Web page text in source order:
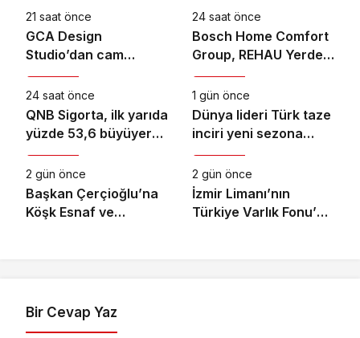
21 saat önce
GCA Design
Studio’dan cam
ambalaj tasarımında
bütüncül yaklaşım
24 saat önce
Bosch Home Comfort
Group, REHAU Yerden
Isıtma Sistemleri’nin
Türkiye’deki tek yetkili
distribütörü oldu
24 saat önce
QNB Sigorta, ilk yarıda
yüzde 53,6 büyüyerek
10,66 milyar TL prim
üretimine ulaştı
1 gün önce
Dünya lideri Türk taze
inciri yeni sezona
başladı
2 gün önce
Başkan Çerçioğlu’na
Köşk Esnaf ve
2 gün önce
İzmir Limanı’nın
Türkiye Varlık Fonu’na
Bir Cevap Yaz